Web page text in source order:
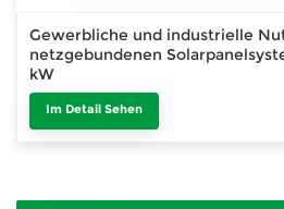
Gewerbliche und industrielle
netzgebundenen
kW
Im Detail Sehen